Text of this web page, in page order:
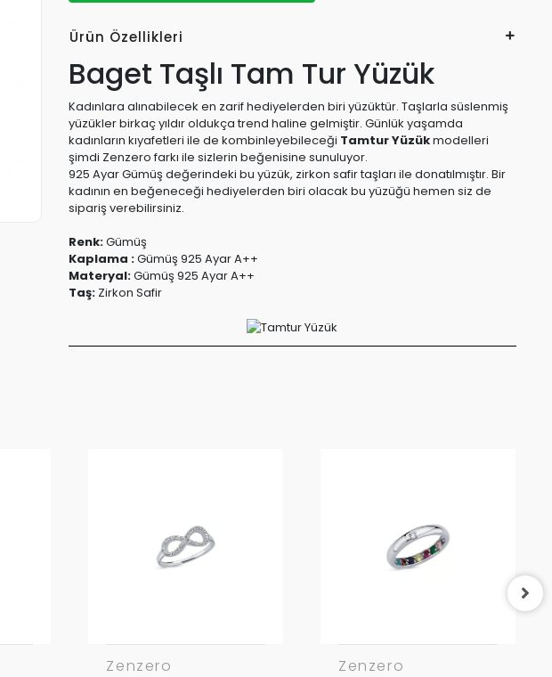
Ürün Özellikleri
Baget Taşlı Tam Tur Yüzük
Kadınlara alınabilecek en zarif hediyelerden biri yüzüktür. Taşlarla süslenmiş
yüzükler birkaç yıldır oldukça trend haline gelmiştir. Günlük yaşamda
kadınların kıyafetleri ile de kombinleyebileceği Tamtur Yüzükmodelleri
şimdi Zenzero farkı ile sizlerin beğenisine sunuluyor.
925 Ayar Gümüş değerindeki bu yüzük, zirkon safir taşları ile donatılmıştır. Bir
kadının en beğeneceği hediyelerden biri olacak bu yüzüğü hemen siz de
sipariş verebilirsiniz.
Renk:Gümüş
Kaplama :Gümüş 925 Ayar A++
Materyal:Gümüş 925 Ayar A++
Taş:Zirkon Safir
Zenzero Zenzero